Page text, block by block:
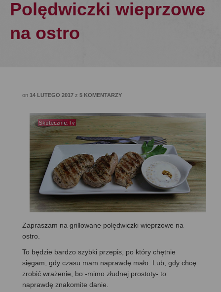
Polędwiczki wieprzowe
na ostro
on 14 LUTEGO 2017 z 5 KOMENTARZY
Zapraszam na grillowane polędwiczki wieprzowe na
ostro.
To będzie bardzo szybki przepis, po który chętnie
sięgam, gdy czasu mam naprawdę mało. Lub, gdy chcę
zrobić wrażenie, bo -mimo złudnej prostoty- to
naprawdę znakomite danie.